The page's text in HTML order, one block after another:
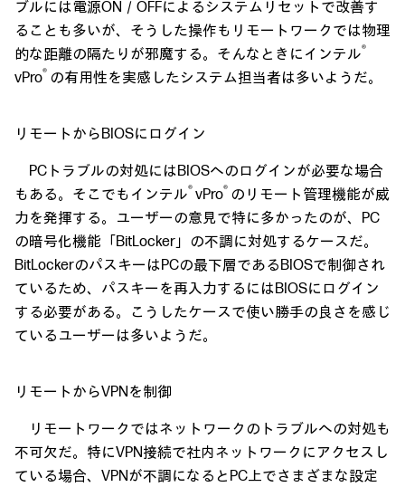
ブルには電源ON／OFFによるシステムリセットで改善す
ることも多いが、そうした操作もリモートワークでは物理
的な距離の隔たりが邪魔する。そんなときにインテル®
vPro® の有用性を実感したシステム担当者は多いようだ。
リモートからBIOSにログイン
PCトラブルの対処にはBIOSへのログインが必要な場合
もある。そこでもインテル®vPro® のリモート管理機能が威
力を発揮する。ユーザーの意見で特に多かったのが、PC
の暗号化機能「BitLocker」の不調に対処するケースだ。
BitLockerのパスキーはPCの最下層であるBIOSで制御され
ているため、パスキーを再入力するにはBIOSにログイン
する必要がある。こうしたケースで使い勝手の良さを感じ
ているユーザーは多いようだ。
リモートからVPNを制御
リモートワークではネットワークのトラブルへの対処も
不可欠だ。特にVPN接続で社内ネットワークにアクセスし
ている場合、VPNが不調になるとPC上でさまざまな設定